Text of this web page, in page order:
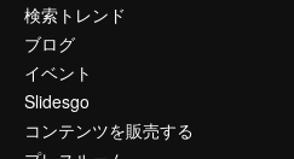
検索トレンド
ブログ
イベント
Slidesgo
コンテンツを販売する